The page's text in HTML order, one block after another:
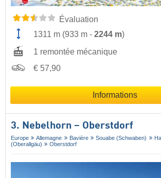
Évaluation
1311 m (933 m - 2244 m)
1 remontée mécanique
€ 57,90
Informations
3. Nebelhorn – Oberstdorf
Europe Allemagne Bavière Souabe (Schwaben)
(Oberallgäu)
Oberstdorf